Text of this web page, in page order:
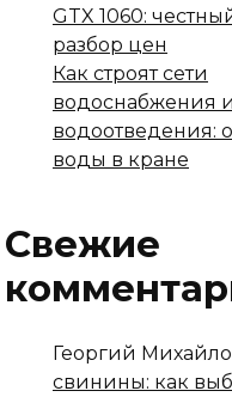
GTX 1060:
разбор цен
Как строят сети
водоснабжения и
водоотведения:
воды в кране
Свежие
Георгий
свинины: как